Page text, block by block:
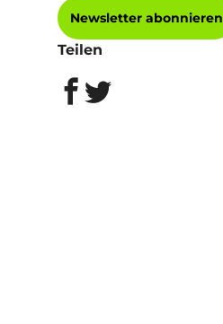
Newsletter abonnieren
Teilen